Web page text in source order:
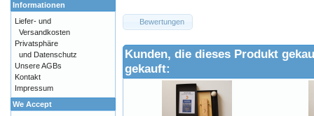
Bewertungen
Kunden, die dieses Produkt
gekauft:
Informationen
Liefer- und
Versandkosten
Privatsphäre
und Datenschutz
Unsere AGBs
Kontakt
Impressum
We Accept